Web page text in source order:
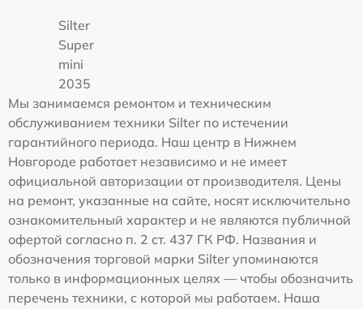
Silter
Super
mini
2035
Мы занимаемся ремонтом и техническим
обслуживанием техники Silter по истечении
гарантийного периода. Наш центр в Нижнем
Новгороде работает независимо и не имеет
официальной авторизации от производителя. Цены
на ремонт, указанные на сайте, носят исключительно
ознакомительный характер и не являются публичной
офертой согласно п. 2 ст. 437 ГК РФ. Названия и
обозначения торговой марки Silter упоминаются
только в информационных целях — чтобы обозначить
перечень техники, с которой мы работаем. Наша